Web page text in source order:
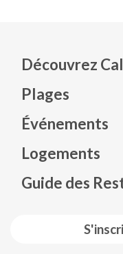
Découvrez
Plages
Événements
Logements
Guide des